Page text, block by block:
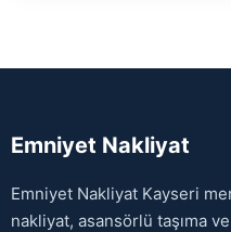
Emniyet Nakliyat
Emniyet Nakliyat Kayseri
nakliyat, asansörlü taşıma